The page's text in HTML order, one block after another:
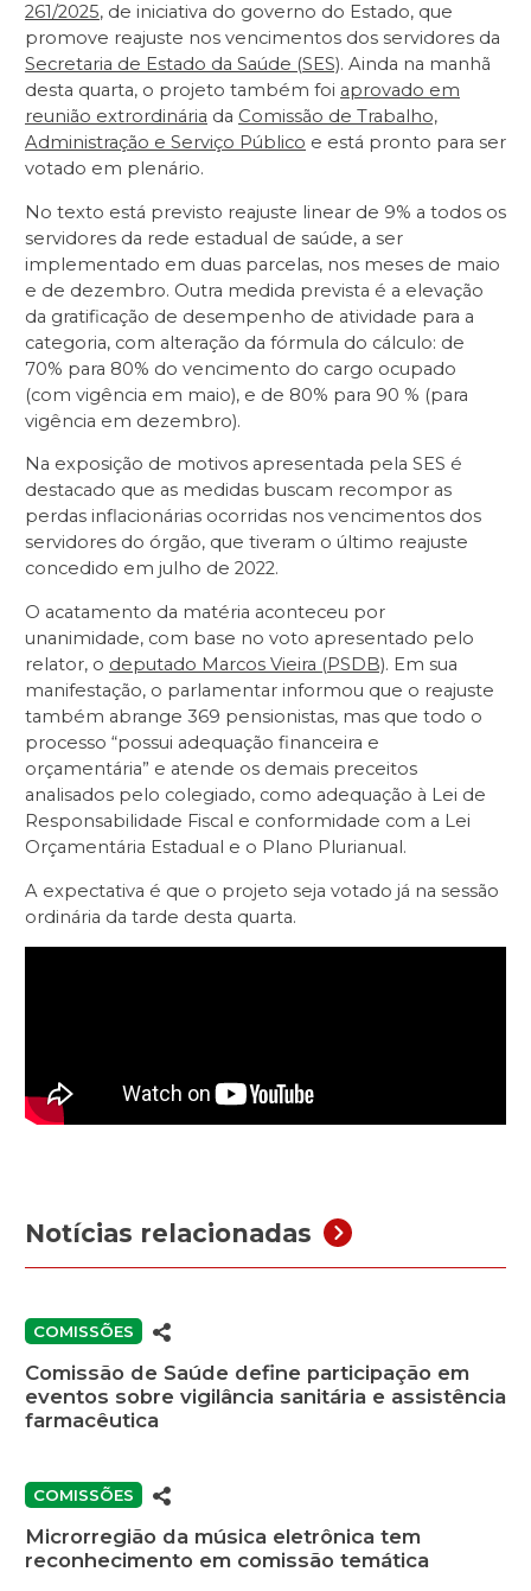
261/2025, de iniciativa do governo do Estado, que
promove reajuste nos vencimentos dos servidores da
Secretaria de Estado da Saúde (SES). Ainda na manhã
desta quarta, o projeto também foi aprovado em
reunião extrordinária da Comissão de Trabalho,
Administração e Serviço Público e está pronto para ser
votado em plenário.
No texto está previsto reajuste linear de 9% a todos os
servidores da rede estadual de saúde, a ser
implementado em duas parcelas, nos meses de maio
e de dezembro. Outra medida prevista é a elevação
da gratificação de desempenho de atividade para a
categoria, com alteração da fórmula do cálculo: de
70% para 80% do vencimento do cargo ocupado
(com vigência em maio), e de 80% para 90 % (para
vigência em dezembro).
Na exposição de motivos apresentada pela SES é
destacado que as medidas buscam recompor as
perdas inflacionárias ocorridas nos vencimentos dos
servidores do órgão, que tiveram o último reajuste
concedido em julho de 2022.
O acatamento da matéria aconteceu por
unanimidade, com base no voto apresentado pelo
relator, o deputado Marcos Vieira (PSDB). Em sua
manifestação, o parlamentar informou que o reajuste
também abrange 369 pensionistas, mas que todo o
processo “possui adequação financeira e
orçamentária” e atende os demais preceitos
analisados pelo colegiado, como adequação à Lei de
Responsabilidade Fiscal e conformidade com a Lei
Orçamentária Estadual e o Plano Plurianual.
A expectativa é que o projeto seja votado já na sessão
ordinária da tarde desta quarta.
Notícias relacionadas
COMISSÕES
Comissão de Saúde define participação em
eventos sobre vigilância sanitária e assistência
farmacêutica
COMISSÕES
Microrregião da música eletrônica tem
reconhecimento em comissão temática